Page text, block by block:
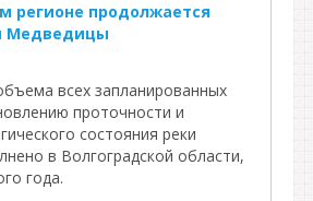
регионе продолжается
Медведицы
всех запланированных
проточности и
состояния реки
в Волгоградской области,
года.